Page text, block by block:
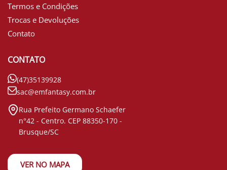
Termos e Condições
Trocas e Devoluções
Contato
CONTATO
(47)35139928
sac@emfantasy.com.br
Rua Prefeito Germano Schaefer
n°42 - Centro. CEP 88350-170 -
Brusque/SC
VER NO MAPA